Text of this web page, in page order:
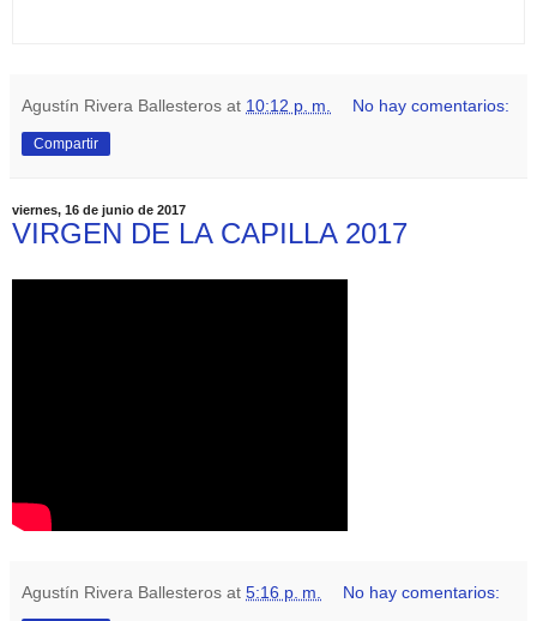
Agustín Rivera Ballesteros at 10:12 p. m. No hay comentarios:
Compartir
viernes, 16 de junio de 2017
VIRGEN DE LA CAPILLA 2017
Agustín Rivera Ballesteros at 5:16 p. m. No hay comentarios: